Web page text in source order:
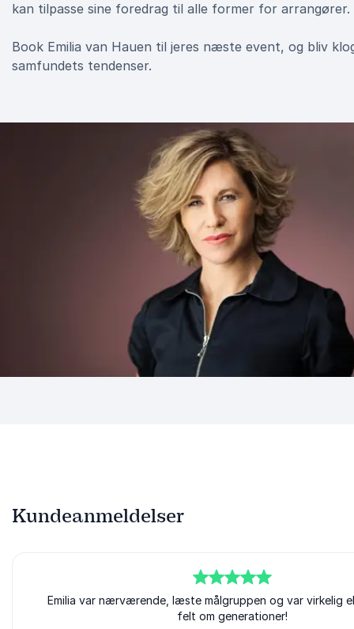
kan tilpasse sine foredrag til alle former for arrangører.
Book Emilia van Hauen til jeres næste event, og bliv
samfundets tendenser.
Kundeanmeldelser
ud af5
Emilia var nærværende, læste målgruppen og var virkelig
felt om generationer!